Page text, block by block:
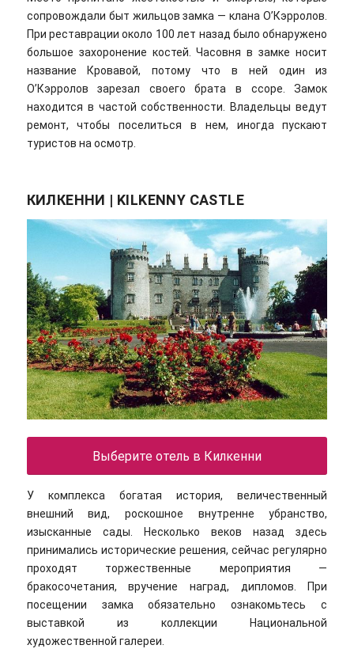
сопровождали быт жильцов замка — клана О’Кэрролов.
При реставрации около 100 лет назад было обнаружено
большое захоронение костей. Часовня в замке носит
название Кровавой, потому что в ней один из
О’Кэрролов зарезал своего брата в ссоре. Замок
находится в частой собственности. Владельцы ведут
ремонт, чтобы поселиться в нем, иногда пускают
туристов на осмотр.
КИЛКЕННИ | KILKENNY CASTLE
Выберите отель в Килкенни
У комплекса богатая история, величественный
внешний вид, роскошное внутренне убранство,
изысканные сады. Несколько веков назад здесь
принимались исторические решения, сейчас регулярно
проходят торжественные мероприятия —
бракосочетания, вручение наград, дипломов. При
посещении замка обязательно ознакомьтесь с
выставкой из коллекции Национальной
художественной галереи.